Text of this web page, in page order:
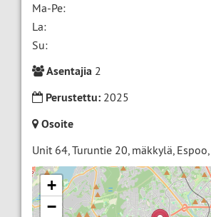
Ma-Pe:
La:
Su:
Asentajia 2
Perustettu: 2025
Osoite
Unit 64, Turuntie 20, mäkkylä, Espoo,
+
−